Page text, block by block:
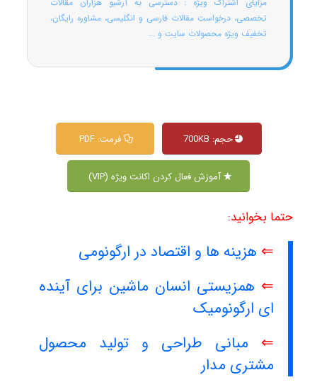
تخصصی، درخواست مقالات فارسی و انگلیسی، مشاوره رایگان،
تخفیف ویژه محصولات سایت و ...
حجم: 700KB فرمت: PDF
آموزش فعال کردن اکانت ویژه (VIP)
حتما بخوانید:
⇐ هزینه ها و اقتصاد در ارگونومی
⇐ همزیستی انسان ماشین برای آینده
ای ارگونومیک
⇐ مبانی طراحی و تولید محصول
مشتری مدار